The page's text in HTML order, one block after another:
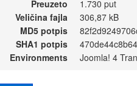
Preuzeto
1.730 put
Veličina fajla
306,87 kB
MD5 potpis
SHA1 potpis
Environments
Joomla! 4